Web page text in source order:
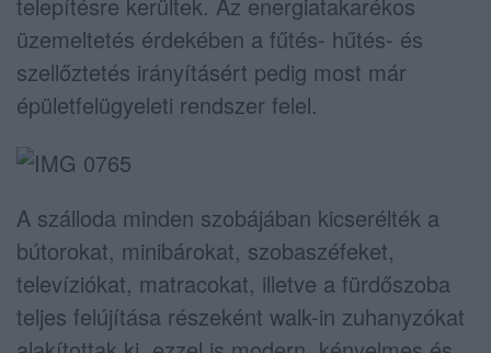
üzemeltetés érdekében a fűtés- hűtés- és
szellőztetés irányításért pedig most már
épületfelügyeleti rendszer felel.
A szálloda minden szobájában kicserélték a
bútorokat, minibárokat, szobaszéfeket,
televíziókat, matracokat, illetve a fürdőszoba
teljes felújítása részeként walk-in zuhanyzókat